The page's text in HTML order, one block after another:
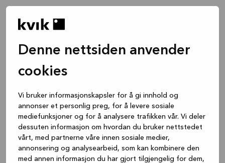
Denne nettsiden anvender
cookies
Vi bruker informasjonskapsler for å gi innhold og
annonser et personlig preg, for å levere sosiale
mediefunksjoner og for å analysere trafikken vår. Vi deler
dessuten informasjon om hvordan du bruker nettstedet
vårt, med partnerne våre innen sosiale medier,
annonsering og analysearbeid, som kan kombinere den
med annen informasjon du har gjort tilgjengelig for dem,